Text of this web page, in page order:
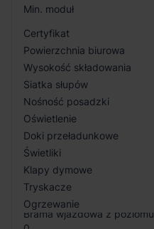
Min. moduł
Certyfikat
Powierzchnia biurowa
Wysokość składowania
Siatka słupów
Nośność posadzki
Oświetlenie
Doki przeładunkowe
Świetliki
Klapy dymowe
Tryskacze
Ogrzewanie
Brama wjazdowa z poziomu